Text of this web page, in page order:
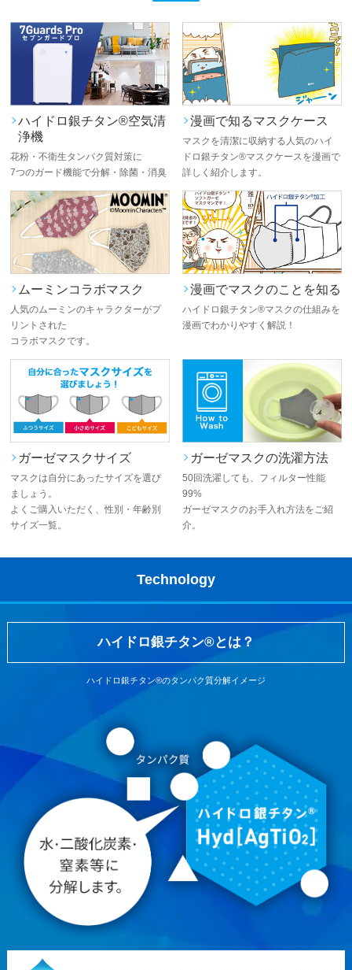
ハイドロ銀チタン®空気清
浄機
花粉・不衛生タンパク質対策に
7つのガード機能で分解・除菌・消臭
漫画で知るマスクケース
マスクを清潔に収納する人気のハイ
ドロ銀チタン®マスクケースを漫画で
詳しく紹介します。
ムーミンコラボマスク
人気のムーミンのキャラクターがプ
リントされた
コラボマスクです。
漫画でマスクのことを知る
ハイドロ銀チタン®マスクの仕組みを
漫画でわかりやすく解説！
ガーゼマスクサイズ
マスクは自分にあったサイズを選び
ましょう。
よくご購入いただく、性別・年齢別
サイズ一覧。
ガーゼマスクの洗濯方法
50回洗濯しても、フィルター性能
99%
ガーゼマスクのお手入れ方法をご紹
介。
Technology
ハイドロ銀チタン®とは？
ハイドロ銀チタン®のタンパク質分解イメージ